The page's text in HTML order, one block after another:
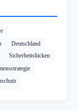
Deutschland
Sicherheitslücken